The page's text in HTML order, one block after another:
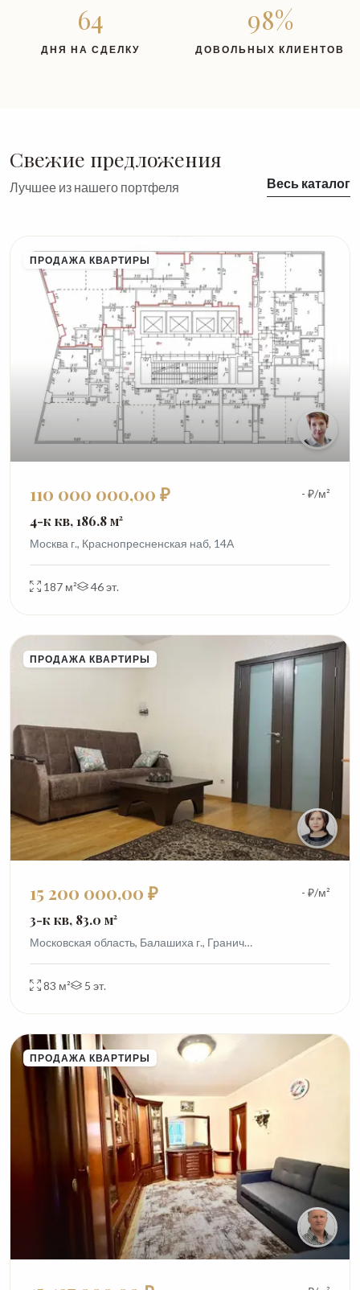
64
ДНЯ НА СДЕЛКУ
98%
ДОВОЛЬНЫХ КЛИЕНТОВ
Свежие предложения
Лучшее из нашего портфеля Весь каталог
ПРОДАЖА КВАРТИРЫ
110 000 000,00 ₽ - ₽/м²
4-к кв, 186.8 м²
Москва г., Краснопресненская наб, 14А
187 м² 46 эт.
ПРОДАЖА КВАРТИРЫ
15 200 000,00 ₽ - ₽/м²
3-к кв, 83.0 м²
Московская область, Балашиха г., Гранич…
83 м² 5 эт.
ПРОДАЖА КВАРТИРЫ